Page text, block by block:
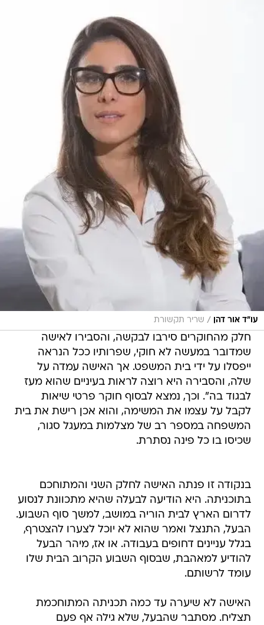
עו"ד אור דהן / שריר תקשורת
חלק מהחוקרים סירבו לבקשה, והסבירו לאישה
שמדובר במעשה לא חוקי, שפרותיו ככל הנראה
ייפסלו על ידי בית המשפט. אך האישה עמדה על
שלה, והסבירה היא רוצה לראות בעיניים שהוא מעז
לבגוד בה". וכך, נמצא לבסוף חוקר פרטי שיאות
לקבל על עצמו את המשימה, והוא אכן רישת את בית
המשפחה במספר רב של מצלמות במעגל סגור,
שכיסו בו כל פינה נסתרת.
בנקודה זו פנתה האישה לחלק השני והמתוחכם
בתוכניתה. היא הודיעה לבעלה שהיא מתכוונת לנסוע
לדרום הארץ לבית הוריה במושב, למשך סוף השבוע.
הבעל, התנצל ואמר שהוא לא יוכל לצערו להצטרף,
בגלל עניינים דחופים בעבודה. או אז, מיהר הבעל
להודיע למאהבת, שבסוף השבוע הקרוב הבית שלו
עומד לרשותם.
האישה לא שיערה עד כמה תכניתה המתוחכמת
תצליח. מסתבר שהבעל, שלא גילה אף פעם